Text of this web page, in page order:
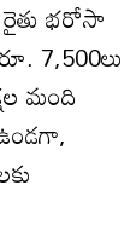
భరోసా
7,500లు
మంది